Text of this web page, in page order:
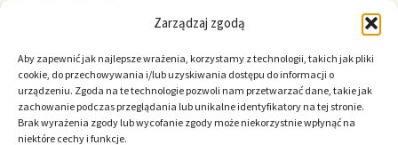
Zarządzaj zgodą
Aby zapewnić jak najlepsze wrażenia, korzystamy z technologii, takich jak pliki
cookie, do przechowywania i/lub uzyskiwania dostępu do informacji o
urządzeniu. Zgoda na te technologie pozwoli nam przetwarzać dane, takie jak
zachowanie podczas przeglądania lub unikalne identyfikatory na tej stronie.
Brak wyrażenia zgody lub wycofanie zgody może niekorzystnie wpłynąć na
niektóre cechy i funkcje.